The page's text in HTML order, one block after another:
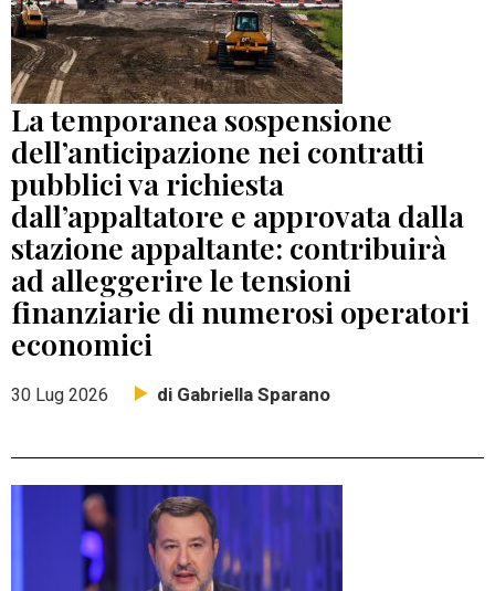
La temporanea sospensione
dell’anticipazione nei contratti
pubblici va richiesta
dall’appaltatore e approvata dalla
stazione appaltante: contribuirà
ad alleggerire le tensioni
finanziarie di numerosi operatori
economici
30 Lug 2026 di Gabriella Sparano